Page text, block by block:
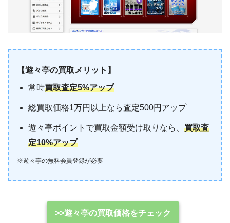
【遊々亭の買取メリット】
常時買取査定5%アップ
総買取価格1万円以上なら査定500円アップ
遊々亭ポイントで買取金額受け取りなら、買取査
定10%アップ
※遊々亭の無料会員登録が必要
>>遊々亭の買取価格をチェック